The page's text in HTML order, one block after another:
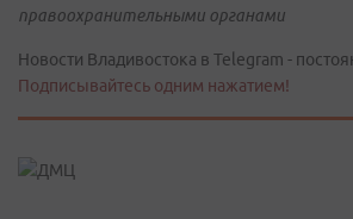
правоохранительными органами
Новости Владивостока в Telegram -
Подписывайтесь одним нажатием!